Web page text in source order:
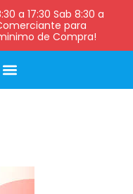
a 17:30 Sab 8:30 a
para
de Compra!